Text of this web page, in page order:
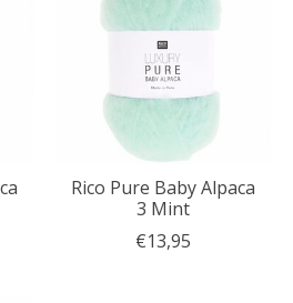
Rico Pure Baby Alpaca
3 Mint
€13,95